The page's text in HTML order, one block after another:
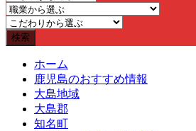
ホーム
鹿児島のおすすめ情報
大島地域
大島郡
知名町